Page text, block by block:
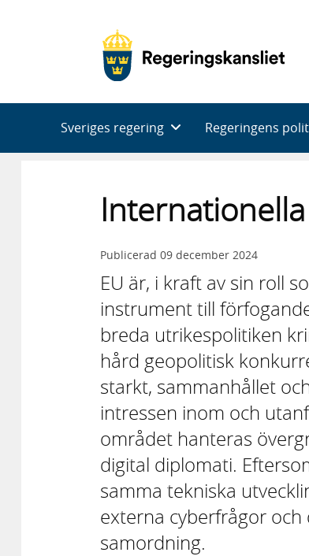
Sveriges regering Regeringens
Publicerad 09 december 2024
EU är, i kraft av sin roll
instrument till
breda utrikespolitiken
hård geopolitisk
starkt, sammanhållet
intressen inom och
området hanteras
digital diplomati.
samma tekniska
externa cyberfrågor
samordning.